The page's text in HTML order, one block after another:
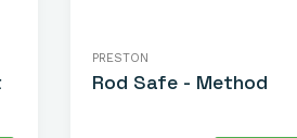
PRESTON
Rod Safe - Method